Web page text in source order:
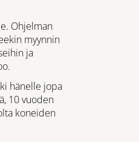
Ohjelman
myynnin
ja
hänelle jopa
10 vuoden
koneiden